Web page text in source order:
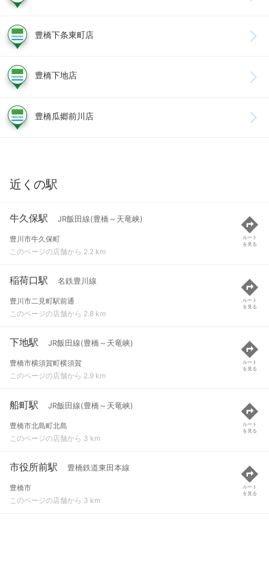
豊橋下条東町店
豊橋下地店
豊橋瓜郷前川店
近くの駅
牛久保駅 JR飯田線(豊橋～天竜峡)
豊川市牛久保町
このページの店舗から 2.2 km
ルート
を見る
稲荷口駅 名鉄豊川線
豊川市二見町駅前通
このページの店舗から 2.8 km
ルート
を見る
下地駅 JR飯田線(豊橋～天竜峡)
豊橋市横須賀町横須賀
このページの店舗から 2.9 km
ルート
を見る
船町駅 JR飯田線(豊橋～天竜峡)
豊橋市北島町北島
このページの店舗から 3 km
ルート
を見る
市役所前駅 豊橋鉄道東田本線
豊橋市
このページの店舗から 3 km
ルート
を見る